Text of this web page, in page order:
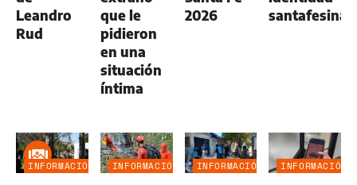
Leandro
Rud
que le
pidieron
en una
situación
íntima
2026
santafesina
INFORMACIÓN
INFORMACIÓN
INFORMACIÓN
INFORMACIÓN